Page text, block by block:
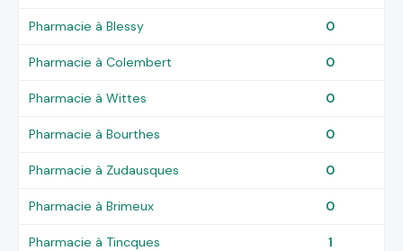
Pharmacie à Blessy 0
Pharmacie à Colembert 0
Pharmacie à Wittes 0
Pharmacie à Bourthes 0
Pharmacie à Zudausques 0
Pharmacie à Brimeux 0
Pharmacie à Tincques 1